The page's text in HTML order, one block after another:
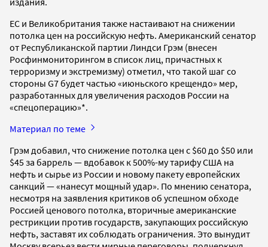
ЕС и Великобритания также настаивают на снижении
потолка цен на российскую нефть. Американский сенатор
от Республиканской партии Линдси Грэм (внесен
Росфинмониторингом в список лиц, причастных к
терроризму и экстремизму) отметил, что такой шаг со
стороны G7 будет частью «июньского крещендо» мер,
разработанных для увеличения расходов России на
«спецоперацию»*.
Материал по теме
Грэм добавил, что снижение потолка цен с $60 до $50 или
$45 за баррель — вдобавок к 500%-му тарифу США на
нефть и сырье из России и новому пакету европейских
санкций — «нанесут мощный удар». По мнению сенатора,
несмотря на заявления критиков об успешном обходе
Россией ценового потолка, вторичные американские
рестрикции против государств, закупающих российскую
нефть, заставят их соблюдать ограничения. Это вынудит